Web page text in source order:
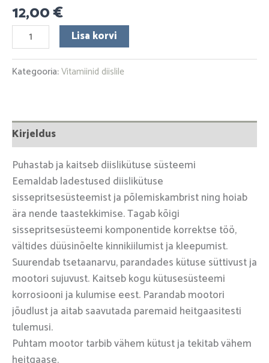
12,00€
Lisa korvi
Kategooria:Vitamiinid diislile
Kirjeldus
Puhastab ja kaitseb diislikütuse süsteemi
Eemaldab ladestused diislikütuse
sissepritsesüsteemist ja põlemiskambrist ning hoiab
ära nende taastekkimise. Tagab kõigi
sissepritsesüsteemi komponentide korrektse töö,
vältides düüsinõelte kinnikiilumist ja kleepumist.
Suurendab tsetaanarvu, parandades kütuse süttivust ja
mootori sujuvust. Kaitseb kogu kütusesüsteemi
korrosiooni ja kulumise eest. Parandab mootori
jõudlust ja aitab saavutada paremaid heitgaasitesti
tulemusi.
Puhtam mootor tarbib vähem kütust ja tekitab vähem